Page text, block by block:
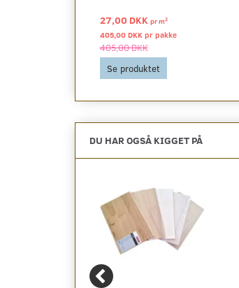
27,00 DKK prm2
405,00 DKK pr pakke
405,00 DKK
Se produktet
DU HAR OGSÅ KIGGET PÅ